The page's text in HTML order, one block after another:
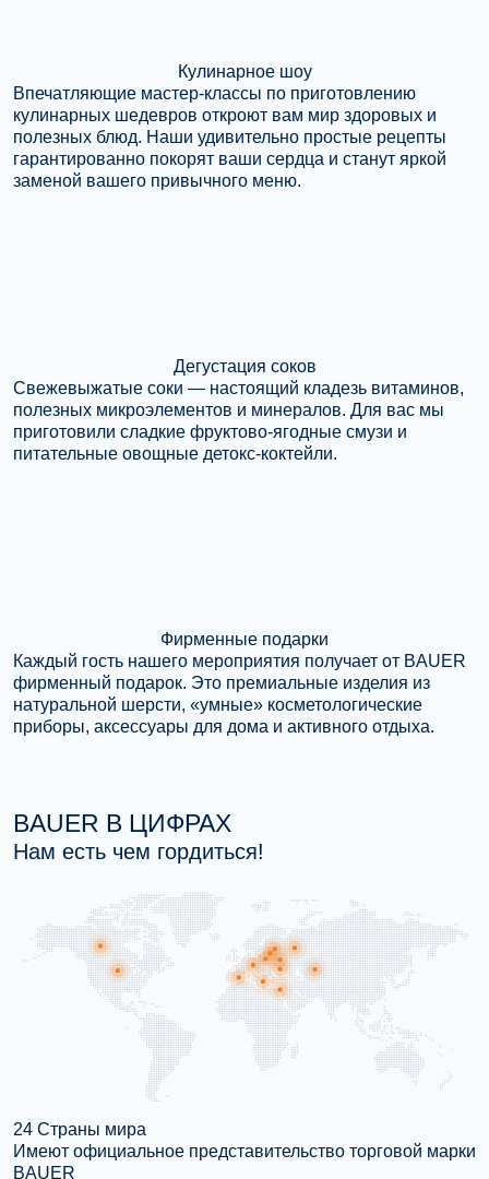
Кулинарное шоу
Впечатляющие мастер-классы по приготовлению
кулинарных шедевров откроют вам мир здоровых и
полезных блюд. Наши удивительно простые рецепты
гарантированно покорят ваши сердца и станут яркой
заменой вашего привычного меню.
Дегустация соков
Свежевыжатые соки — настоящий кладезь витаминов,
полезных микроэлементов и минералов. Для вас мы
приготовили сладкие фруктово-ягодные смузи и
питательные овощные детокс-коктейли.
Фирменные подарки
Каждый гость нашего мероприятия получает от BAUER
фирменный подарок. Это премиальные изделия из
натуральной шерсти, «умные» косметологические
приборы, аксессуары для дома и активного отдыха.
BAUER В ЦИФРАХ
Нам есть чем гордиться!
24 Страны мира
Имеют официальное представительство торговой марки
BAUER